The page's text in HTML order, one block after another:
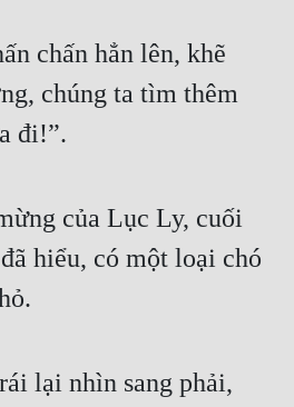
chấn hẳn lên, khẽ
chúng ta tìm thêm
đi!”.
của Lục Ly, cuối
hiểu, có một loại chó
lại nhìn sang phải,